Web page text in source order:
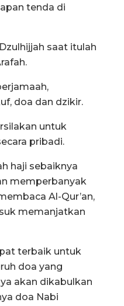
tenda di
saat itulah
doa dan dzikir.
untuk
pribadi.
haji sebaiknya
memperbanyak
Al-Qur’an,
memanjatkan
terbaik untuk
doa yang
akan dikabulkan
doa Nabi